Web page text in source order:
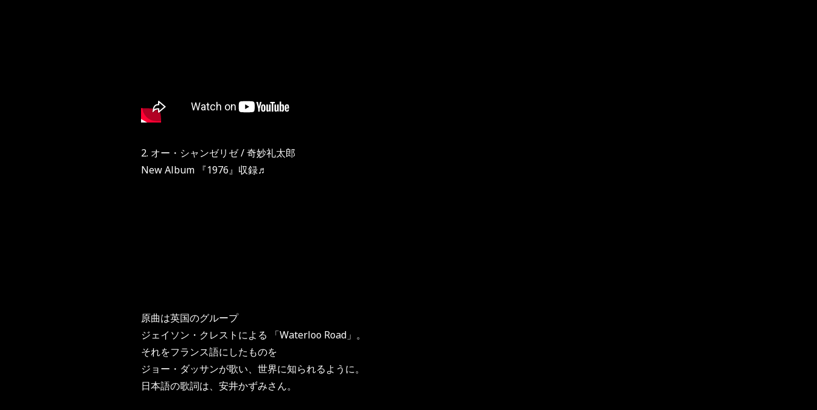
2. オー・シャンゼリゼ / 奇妙礼太郎
New Album 『1976』収録♬
原曲は英国のグループ
ジェイソン・クレストによる 「Waterloo Road」。
それをフランス語にしたものを
ジョー・ダッサンが歌い、世界に知られるように。
日本語の歌詞は、安井かずみさん。